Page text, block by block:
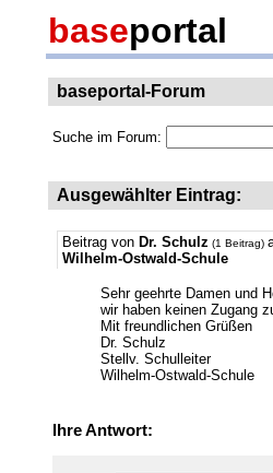
baseportal
baseportal-Forum
Suche im Forum:
Ausgewählter Eintrag:
Beitrag von Dr. Schulz (1 Beitrag)
Wilhelm-Ostwald-Schule
Sehr geehrte Damen und
wir haben keinen Zugang
Mit freundlichen Grüßen
Dr. Schulz
Stellv. Schulleiter
Wilhelm-Ostwald-Schule
Ihre Antwort: